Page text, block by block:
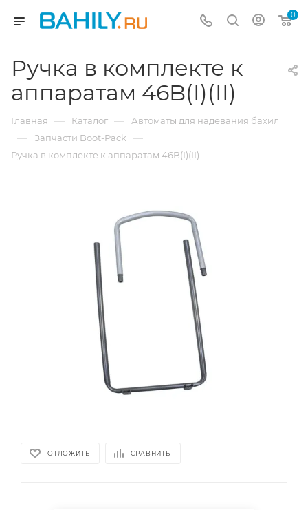
0
Ручка в комплекте к
аппаратам 46B(I)(II)
Главная — Каталог — Автоматы для надевания бахил
— Запчасти Boot-Pack —
Ручка в комплекте к аппаратам 46B(I)(II)
ОТЛОЖИТЬ СРАВНИТЬ